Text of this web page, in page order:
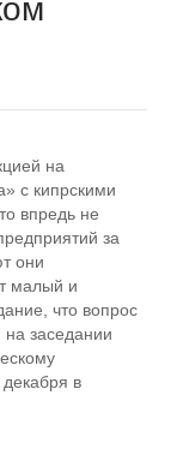
на
с кипрскими
впредь не
за
они
малый и
что вопрос
заседании
в